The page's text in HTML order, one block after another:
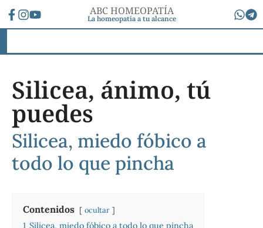
ABC HOMEOPATÍA
La homeopatía a tu alcance
Silicea, ánimo, tú
puedes
Silicea, miedo fóbico a
todo lo que pincha
Contenidos ocultar
1 Silicea, miedo fóbico a todo lo que pincha